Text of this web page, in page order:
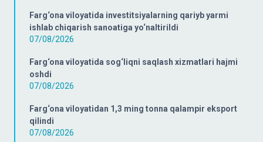
Farg‘ona viloyatida investitsiyalarning qariyb yarmi
ishlab chiqarish sanoatiga yo‘naltirildi
07/08/2026
Farg‘ona viloyatida sog‘liqni saqlash xizmatlari hajmi
oshdi
07/08/2026
Farg‘ona viloyatidan 1,3 ming tonna qalampir eksport
qilindi
07/08/2026